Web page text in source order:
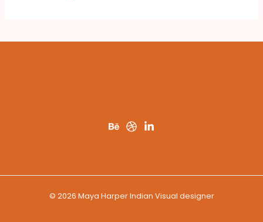
© 2026 Maya Harper Indian Visual designer